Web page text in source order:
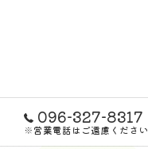
096-327-8317
※営業電話はご遠慮ください